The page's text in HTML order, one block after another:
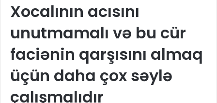
Xocalının acısını
unutmamalı və bu cür
faciənin qarşısını almaq
üçün daha çox səylə
çalışmalıdır